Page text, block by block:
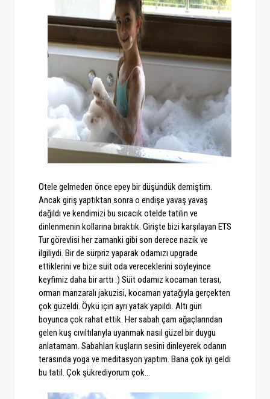
Otele gelmeden önce epey bir düşündük demiştim.
Ancak giriş yaptıktan sonra o endişe yavaş yavaş
dağıldı ve kendimizi bu sıcacık otelde tatilin ve
dinlenmenin kollarına bıraktık. Girişte bizi karşılayan ETS
Tur görevlisi her zamanki gibi son derece nazik ve
ilgiliydi. Bir de sürpriz yaparak odamızı upgrade
ettiklerini ve bize süit oda vereceklerini söyleyince
keyfimiz daha bir arttı :) Süit odamız kocaman terası,
orman manzaralı jakuzisi, kocaman yatağıyla gerçekten
çok güzeldi. Öykü için ayrı yatak yapıldı. Altı gün
boyunca çok rahat ettik. Her sabah çam ağaçlarından
gelen kuş cıvıltılarıyla uyanmak nasıl güzel bir duygu
anlatamam. Sabahları kuşların sesini dinleyerek odanın
terasında yoga ve meditasyon yaptım. Bana çok iyi geldi
bu tatil. Çok şükrediyorum çok...